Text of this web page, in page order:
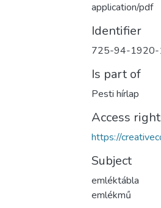
application/pdf
Identifier
725-94-1920-
Is part of
Pesti hírlap
Access
https://
Subject
emléktábla
emlékmű